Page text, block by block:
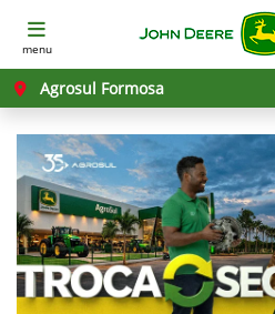
menu
Agrosul Formosa